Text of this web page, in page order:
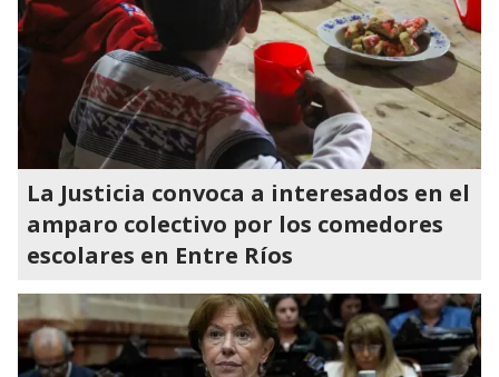
La Justicia convoca a interesados en el
amparo colectivo por los comedores
escolares en Entre Ríos